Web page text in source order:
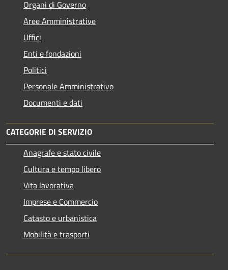
Organi di Governo
Aree Amministrative
Uffici
Enti e fondazioni
Politici
Personale Amministrativo
Documenti e dati
CATEGORIE DI SERVIZIO
Anagrafe e stato civile
Cultura e tempo libero
Vita lavorativa
Imprese e Commercio
Catasto e urbanistica
Mobilità e trasporti